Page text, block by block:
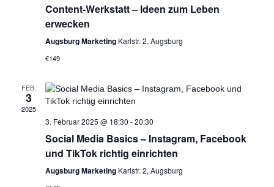
Content-Werkstatt – Ideen zum Leben
erwecken
Augsburg Marketing Karlstr. 2, Augsburg
€149
FEB.
3
2025
3. Februar 2025 @ 18:30 -20:30
Social Media Basics – Instagram, Facebook
und TikTok richtig einrichten
Augsburg Marketing Karlstr. 2, Augsburg